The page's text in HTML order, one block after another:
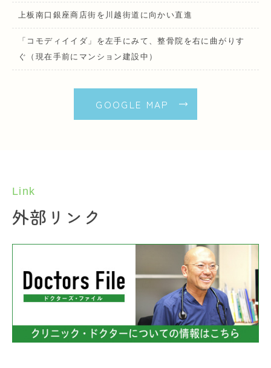
上板南口銀座商店街を川越街道に向かい直進
「コモディイイダ」を左手にみて、整骨院を右に曲がりす
ぐ（現在手前にマンション建設中）
GOOGLE MAP
Link
外部リンク